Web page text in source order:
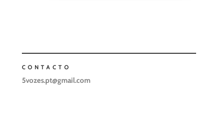
CONTACTO
5vozes.pt@gmail.com